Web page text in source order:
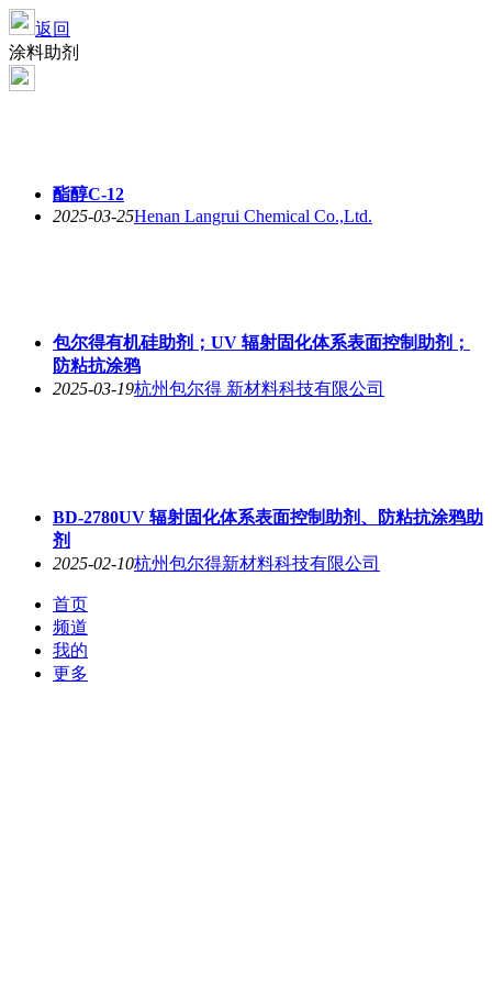
返回
涂料助剂
酯醇C-12
2025-03-25Henan Langrui Chemical Co.,Ltd.
包尔得有机硅助剂；UV 辐射固化体系表面控制助剂；
防粘抗涂鸦
2025-03-19杭州包尔得 新材料科技有限公司
BD-2780UV 辐射固化体系表面控制助剂、防粘抗涂鸦助
剂
2025-02-10杭州包尔得新材料科技有限公司
首页
频道
我的
更多